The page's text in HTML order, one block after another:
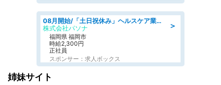
＞
08月開始/「土日祝休み」ヘルスケア業界の産業保健師/高時給/未経験OK/要資格:保健師、正看護師
株式会社パソナ
福岡県 福岡市
時給2,300円
正社員
スポンサー：求人ボックス
姉妹サイト